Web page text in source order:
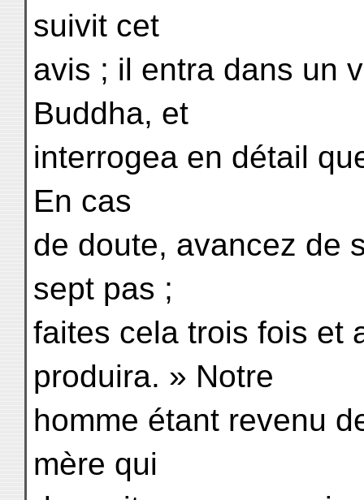
suivit cet
avis ; il entra dans un
Buddha, et
interrogea en détail
En cas
de doute, avancez de
sept pas ;
faites cela trois fois et
produira. » Notre
homme étant revenu
mère qui